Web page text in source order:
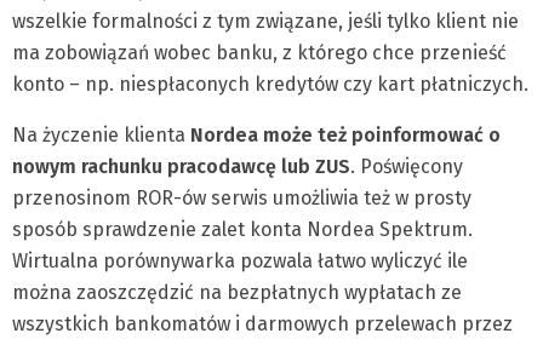
wszelkie formalności z tym związane, jeśli tylko klient nie
ma zobowiązań wobec banku, z którego chce przenieść
konto – np. niespłaconych kredytów czy kart płatniczych.
Na życzenie klienta Nordea może też poinformować o
nowym rachunku pracodawcę lub ZUS. Poświęcony
przenosinom ROR-ów serwis umożliwia też w prosty
sposób sprawdzenie zalet konta Nordea Spektrum.
Wirtualna porównywarka pozwala łatwo wyliczyć ile
można zaoszczędzić na bezpłatnych wypłatach ze
wszystkich bankomatów i darmowych przelewach przez